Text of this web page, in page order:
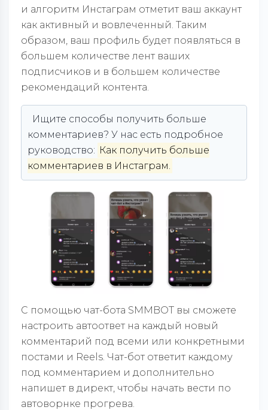
и алгоритм Инстаграм отметит ваш аккаунт
как активный и вовлеченный. Таким
образом, ваш профиль будет появляться в
большем количестве лент ваших
подписчиков и в большем количестве
рекомендаций контента.
Ищите способы получить больше
комментариев? У нас есть подробное
руководство: Как получить больше
комментариев в Инстаграм.
С помощью чат-бота SMMBOT вы сможете
настроить автоответ на каждый новый
комментарий под всеми или конкретными
постами и Reels. Чат-бот ответит каждому
под комментарием и дополнительно
напишет в директ, чтобы начать вести по
автоворнке прогрева.